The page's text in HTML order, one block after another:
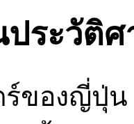
ประวัติ
ของญี่ปุ่